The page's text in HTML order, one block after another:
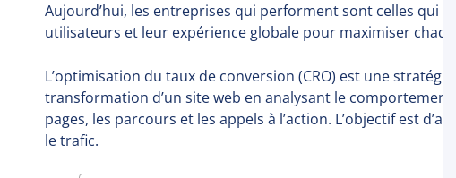
Aujourd’hui, les entreprises qui performent sont celles qui
utilisateurs et leur expérience globale pour maximiser
L’optimisation du taux de conversion (CRO) est une
transformation d’un site web en analysant le
pages, les parcours et les appels à l’action. L’objectif est
le trafic.